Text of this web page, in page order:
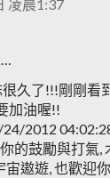
凌晨1:37
…
久了!!!剛剛看
加油喔!!
2012
的鼓勵與打氣,
宙遨遊, 也歡迎